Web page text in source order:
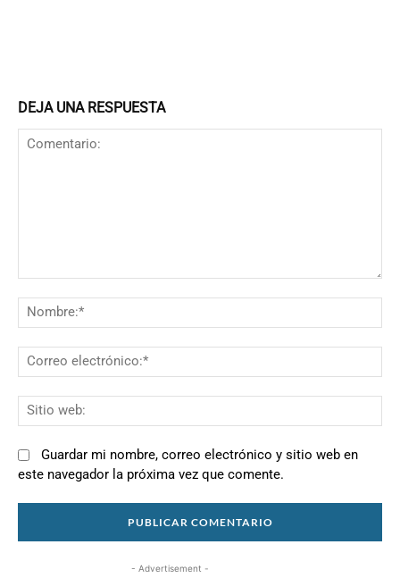
DEJA UNA RESPUESTA
Guardar mi nombre, correo electrónico y sitio web en
este navegador la próxima vez que comente.
- Advertisement -